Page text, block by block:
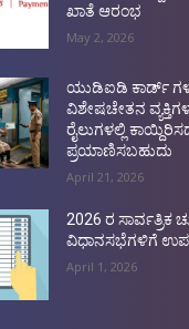
ಖಾತೆ ಆರಂಭ
May 2, 2026
ಯುಡಿಐಡಿ ಕಾರ್ಡ್
ವಿಶೇಷಚೇತನ
ರೈಲುಗಳಲ್ಲಿ
ಪ್ರಯಾಣಿಸಬಹುದು
April 21, 2026
2026 ರ ಸಾರ್ವತ್ರಿಕ
ವಿಧಾನಸಭೆಗಳಿಗೆ
April 1, 2026